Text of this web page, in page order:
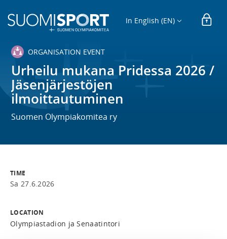
In English (EN)
ORGANISATION EVENT
Urheilu mukana Pridessa 2026 /
Jäsenjärjestöjen
ilmoittautuminen
Suomen Olympiakomitea ry
TIME
Sa 27.6.2026
LOCATION
Olympiastadion ja Senaatintori